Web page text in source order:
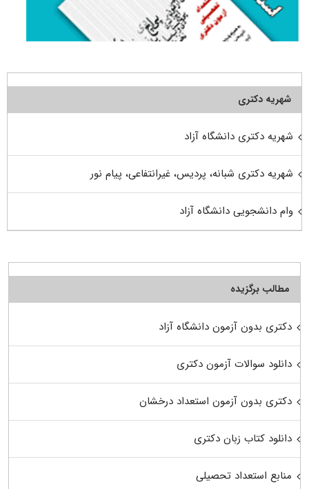
شهریه دکتری
شهریه دکتری دانشگاه آزاد
شهریه دکتری شبانه، پردیس، غیرانتفاعی، پیام نور
وام دانشجویی دانشگاه آزاد
مطالب برگزیده
دکتری بدون آزمون دانشگاه آزاد
دانلود سوالات آزمون دکتری
دکتری بدون آزمون استعداد درخشان
دانلود کتاب زبان دکتری
منابع استعداد تحصیلی